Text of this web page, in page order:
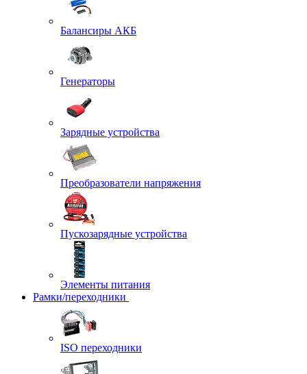
Балансиры АКБ
Генераторы
Зарядные устройства
Преобразователи напряжения
Пускозарядные устройства
Элементы питания
Рамки/переходники
ISO переходники